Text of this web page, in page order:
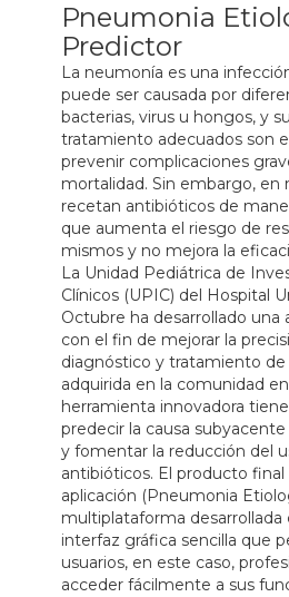
Pneumonia
Predictor
La neumonía es una
puede ser causada por
bacterias, virus u hongos, y
tratamiento adecuados son
prevenir complicaciones
mortalidad. Sin embargo, en
recetan antibióticos de
que aumenta el riesgo de
mismos y no mejora la
La Unidad Pediátrica de
Clínicos (UPIC) del Hospital
Octubre ha desarrollado una
con el fin de mejorar la
diagnóstico y tratamiento de
adquirida en la comunidad
herramienta innovadora
predecir la causa
y fomentar la reducción del
antibióticos. El producto
aplicación (Pneumonia
multiplataforma desarrollada
interfaz gráfica sencilla que
usuarios, en este caso,
acceder fácilmente a sus